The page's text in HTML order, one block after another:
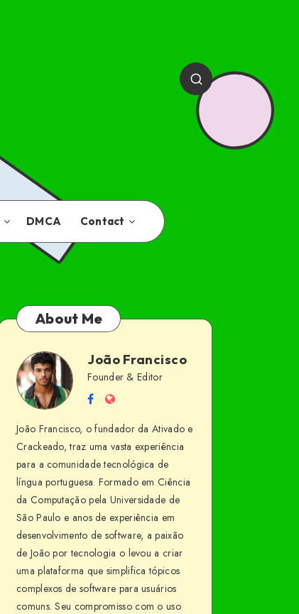
DMCA Contact
About Me
João
Francisco
João Francisco
Founder & Editor
Follow
Facebook
Website
João Francisco, o fundador da Ativado e
Crackeado, traz uma vasta experiência
para a comunidade tecnológica de
língua portuguesa. Formado em Ciência
da Computação pela Universidade de
São Paulo e anos de experiência em
desenvolvimento de software, a paixão
de João por tecnologia o levou a criar
uma plataforma que simplifica tópicos
complexos de software para usuários
comuns. Seu compromisso com o uso